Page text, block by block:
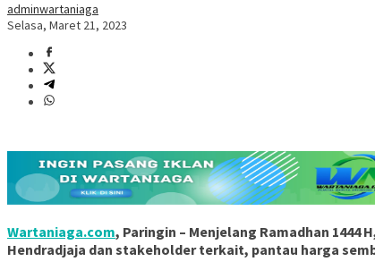
adminwartaniaga
Selasa, Maret 21, 2023
Wartaniaga.com, Paringin – Menjelang Ramadhan 1444
Hendradjaja dan stakeholder terkait, pantau harga